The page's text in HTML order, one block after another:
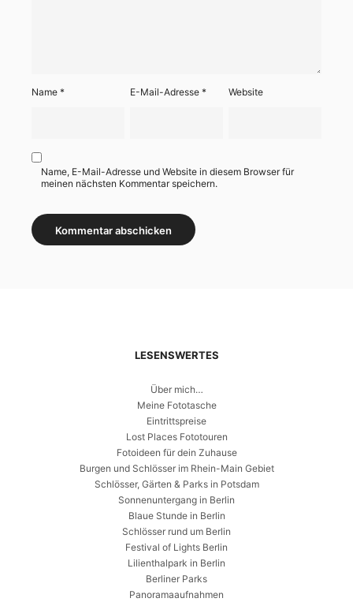
Name * E-Mail-Adresse* Website
Name, E-Mail-Adresse und Website in diesem Browser für
meinen nächsten Kommentar speichern.
LESENSWERTES
Über mich…
Meine Fototasche
Eintrittspreise
Lost Places Fototouren
Fotoideen für dein Zuhause
Burgen und Schlösser im Rhein-Main Gebiet
Schlösser, Gärten & Parks in Potsdam
Sonnenuntergang in Berlin
Blaue Stunde in Berlin
Schlösser rund um Berlin
Festival of Lights Berlin
Lilienthalpark in Berlin
Berliner Parks
Panoramaaufnahmen